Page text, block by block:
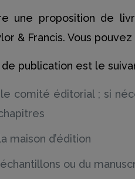
une proposition de
& Francis. Vous
publication est le
comité éditorial ; si
maison d’édition
ou du